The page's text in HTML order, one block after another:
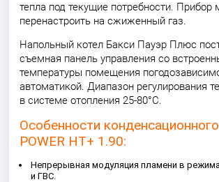
тепла под текущие потребности. Прибор
перенастроить на сжиженный газ.
Напольный котел Бакси Пауэр Плюс
съемная панель управления со
температуры помещения
автоматикой. Диапазон регулирования
в системе отопления 25-80°С.
Особенности
POWER HT+ 1.90:
Непрерывная модуляция пламени в
и ГВС.